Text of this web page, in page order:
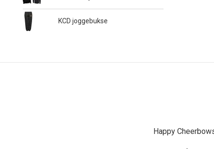
KCD joggebukse
Happy